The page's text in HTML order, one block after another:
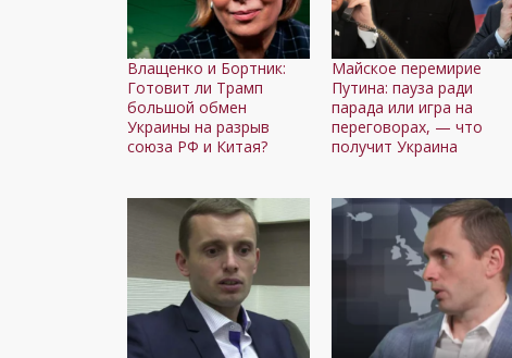
Влащенко и Бортник:
Готовит ли Трамп
большой обмен
Украины на разрыв
союза РФ и Китая?
Майское перемирие
Путина: пауза ради
парада или игра на
переговорах, — что
получит Украина